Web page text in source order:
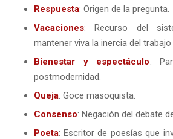
Respuesta: Origen de la pregunta.
Vacaciones: Recurso del
mantener viva la inercia del
Bienestar y espectáculo:
postmodernidad.
Queja: Goce masoquista.
Consenso: Negación del debate
Poeta: Escritor de poesías que